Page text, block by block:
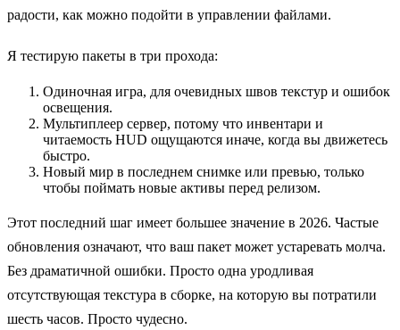
радости, как можно подойти в управлении файлами.
Я тестирую пакеты в три прохода:
Одиночная игра, для очевидных швов текстур и ошибок
освещения.
Мультиплеер сервер, потому что инвентари и
читаемость HUD ощущаются иначе, когда вы движетесь
быстро.
Новый мир в последнем снимке или превью, только
чтобы поймать новые активы перед релизом.
Этот последний шаг имеет большее значение в 2026. Частые
обновления означают, что ваш пакет может устаревать молча.
Без драматичной ошибки. Просто одна уродливая
отсутствующая текстура в сборке, на которую вы потратили
шесть часов. Просто чудесно.